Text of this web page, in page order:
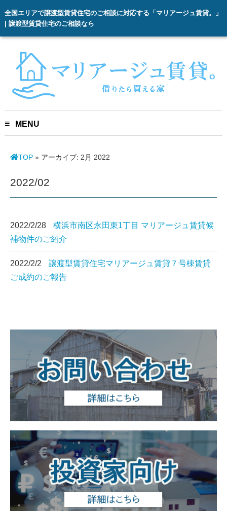
全国エリアで譲渡型賃貸住宅のご相談に対応する「マリアージュ賃貸。」
| 譲渡型賃貸住宅のご相談なら
MENU
TOP» アーカイブ: 2月 2022
2022/02
2022/2/28
横浜市南区永田東1丁目 マリアージュ賃貸候
補物件のご紹介
2022/2/2
譲渡型賃貸住宅マリアージュ賃貸７号棟賃貸
ご成約のご報告